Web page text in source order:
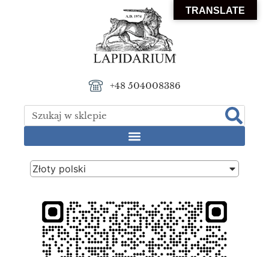
+48 504008386
Złoty polski
TRANSLATE